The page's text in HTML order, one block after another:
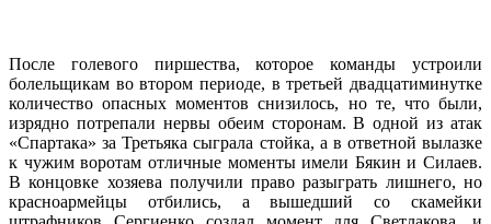
После голевого пиршества, которое команды устроили
болельщикам во втором периоде, в третьей двадцатиминутке
количество опасных моментов снизилось, но те, что были,
изрядно потрепали нервы обеим сторонам. В одной из атак
«Спартака» за Третьяка сыграла стойка, а в ответной вылазке
к чужим воротам отличные моменты имели Бякин и Силаев.
В концовке хозяева получили право разыграть лишнего, но
красноармейцы отбились, а вышедший со скамейки